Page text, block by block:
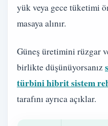
yük veya gece tüketimi
masaya alınır.
Güneş üretimini rüzgar
birlikte düşünüyorsanız
türbini hibrit sistem
tarafını ayrıca açıklar.